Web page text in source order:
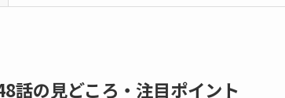
話の見どころ・注目ポイント